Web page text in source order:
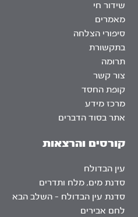
שידור חי
מאמרים
סיפורי הצלחה
בתקשורת
תרומה
צור קשר
קופת החסד
מרכז מידע
אתר בסוד הדברים
קורסים והרצאות
עין הבדולח
סדנת מים, מלח ותדרים
סדנת עין הבדולח – השלב הבא
לחם אבירים